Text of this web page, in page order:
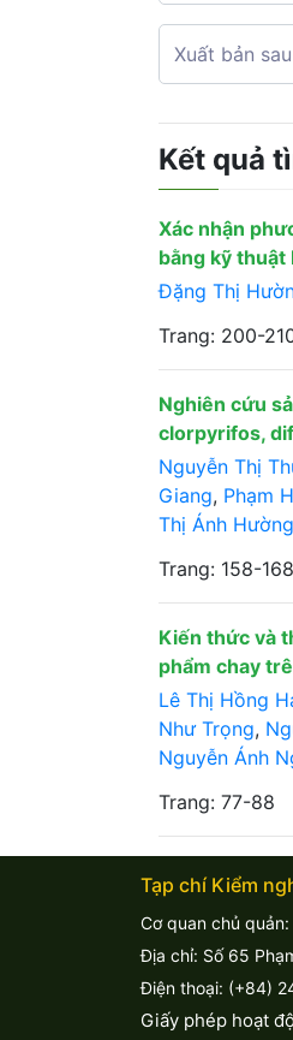
Kết quả
Xác nhận
bằng kỹ thuật
Đặng Thị
Trang: 200-
Nghiên cứu
clorpyrifos,
Nguyễn Thị
Giang, Phạm
Thị Ánh Hường
Trang: 158-168
Kiến thức và
phẩm chay
Lê Thị Hồng
Như Trọng,
Nguyễn Ánh
Trang: 77-88
Tạp chí Kiểm
Cơ quan chủ
Địa chỉ: Số 65
Điện thoại: (+84)
Giấy phép hoạt